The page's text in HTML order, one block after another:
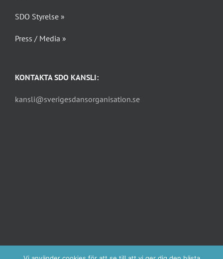
SDO Styrelse »
Press / Media »
KONTAKTA SDO KANSLI:
kansli@sverigesdansorganisation.se